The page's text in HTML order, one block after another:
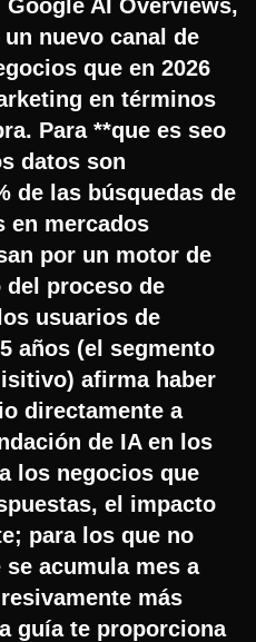
Google AI Overviews,
nuevo canal de
que en 2026
en términos
Para **que es seo
datos son
de las búsquedas de
en mercados
por un motor de
del proceso de
usuarios de
años (el segmento
afirma haber
directamente a
de IA en los
los negocios que
el impacto
para los que no
acumula mes a
más
guía te proporciona